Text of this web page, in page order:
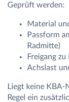
Geprüft werden:
Material
Passform
Radmitte)
Freigang
Achslast
Liegt keine
Regel ein